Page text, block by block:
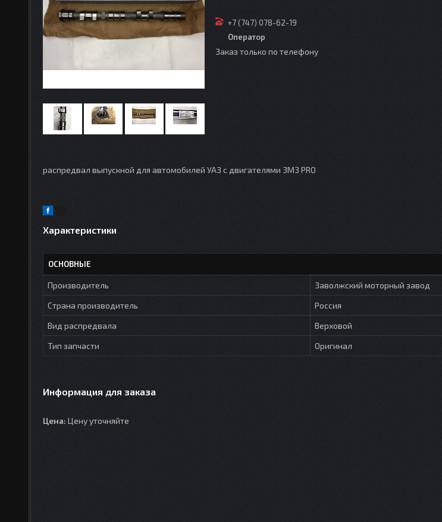
+7 (747) 078-62-19
Оператор
Заказ только по телефону
распредвал выпускной для автомобилей УАЗ с двигателями ЗМЗ PRO
Характеристики
ОСНОВНЫЕ
Производитель
Заволжский моторный завод
Страна производитель
Россия
Вид распредвала
Верховой
Тип запчасти
Оригинал
Информация для заказа
Цена: Цену уточняйте